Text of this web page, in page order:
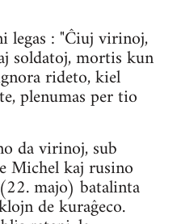
: "Ĉiuj virinoj,
soldatoj, mortis kun
rideto, kiel
plenumas per tio
da virinoj, sub
Michel kaj rusino
majo) batalinta
de kuraĝeco.